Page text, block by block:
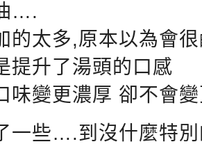
….
的太多,原本以為會
提升了湯頭的口感
味變更濃厚 卻不會變
一些….到沒什麼特